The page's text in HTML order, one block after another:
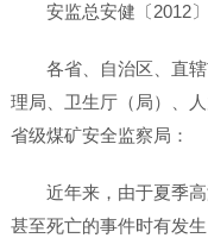
安监总安健〔2012
各省、自治区、直
理局、卫生厅（局）、
省级煤矿安全监察局：
近年来，由于夏季
甚至死亡的事件时有发